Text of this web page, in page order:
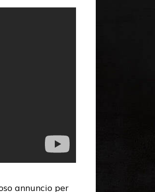
annuncio per